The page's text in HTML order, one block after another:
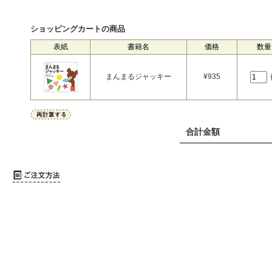
ショッピングカートの商品
表紙 書籍名 価格 数量
まんまるジャッキー ¥935
合計金額